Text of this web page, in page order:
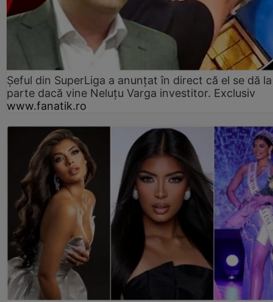
Șeful din SuperLiga a anunțat în direct că el se dă
parte dacă vine Neluțu Varga investitor. Exclusiv
www.fanatik.ro